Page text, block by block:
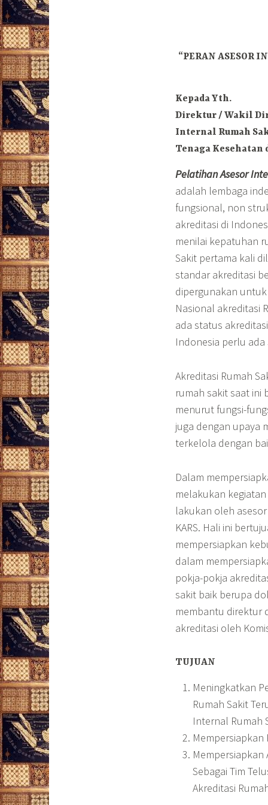
“PERAN ASESOR
Kepada Yth.
Direktur / Wakil
Internal Rumah
Tenaga Kesehatan
Pelatihan Asesor
adalah lembaga
fungsional, non
akreditasi di
menilai kepatuhan
Sakit pertama kali
standar akreditasi
dipergunakan
Nasional akreditasi
ada status
Indonesia perlu
Akreditasi Rumah
rumah sakit saat ini
menurut fungsi-
juga dengan upaya
terkelola dengan
Dalam
melakukan
lakukan oleh
KARS. Hali ini
mempersiapkan
dalam
pokja-pokja
sakit baik berupa
membantu direktur
akreditasi oleh
TUJUAN
Meningkatkan
Rumah Sakit
Internal Rumah
Mempersiapkan
Sebagai Tim
Akreditasi